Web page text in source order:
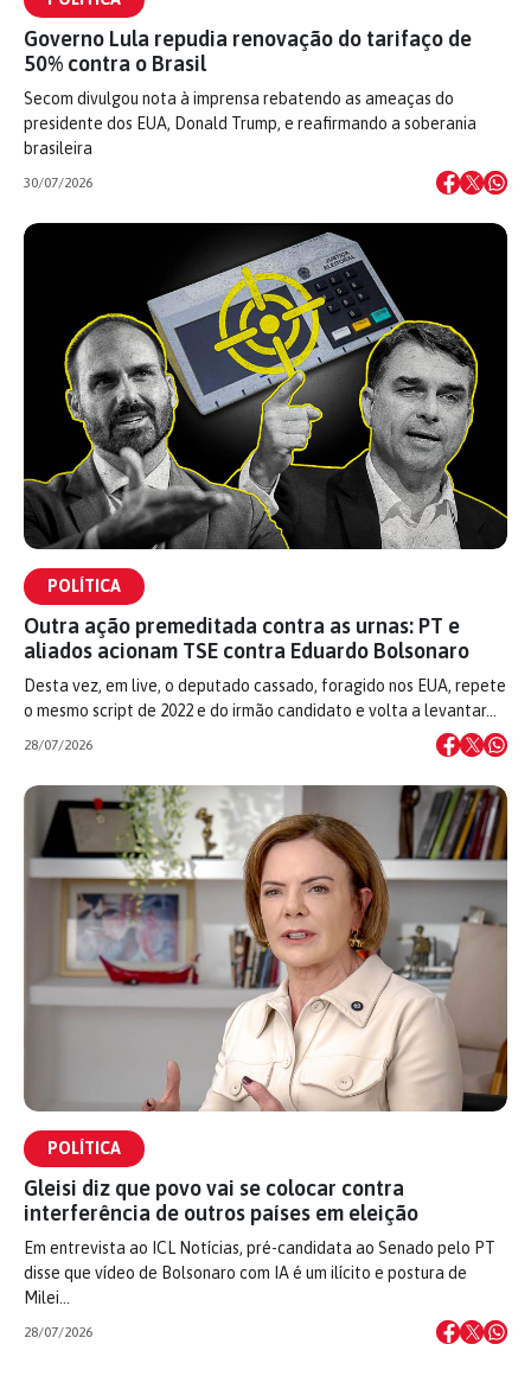
Governo Lula repudia renovação do tarifaço de
50% contra o Brasil
Secom divulgou nota à imprensa rebatendo as ameaças do
presidente dos EUA, Donald Trump, e reafirmando a soberania
brasileira
30/07/2026
POLÍTICA
Outra ação premeditada contra as urnas: PT e
aliados acionam TSE contra Eduardo Bolsonaro
Desta vez, em live, o deputado cassado, foragido nos EUA, repete
o mesmo script de 2022 e do irmão candidato e volta a levantar…
28/07/2026
POLÍTICA
Gleisi diz que povo vai se colocar contra
interferência de outros países em eleição
Em entrevista ao ICL Notícias, pré-candidata ao Senado pelo PT
disse que vídeo de Bolsonaro com IA é um ilícito e postura de
Milei…
28/07/2026